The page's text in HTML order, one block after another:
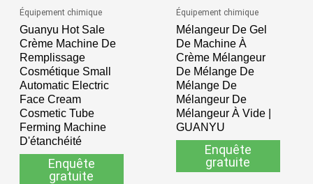
Équipement chimique
Guanyu Hot Sale
Crème Machine De
Remplissage
Cosmétique Small
Automatic Electric
Face Cream
Cosmetic Tube
Ferming Machine
D'étanchéité
Enquête
gratuite
Équipement chimique
Mélangeur De Gel
De Machine À
Crème Mélangeur
De Mélange De
Mélange De
Mélangeur De
Mélangeur À Vide |
GUANYU
Enquête
gratuite